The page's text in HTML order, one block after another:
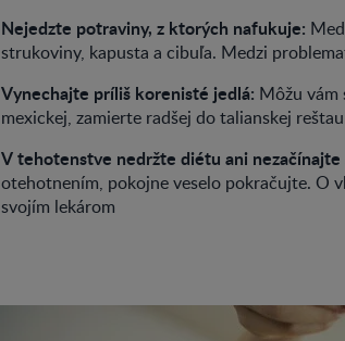
Nejedzte potraviny, z ktorých nafukuje:
strukoviny, kapusta a cibuľa. Medzi
Vynechajte príliš korenisté jedlá: Môžu
mexickej, zamierte radšej do talianskej
V tehotenstve nedržte diétu ani
otehotnením, pokojne veselo pokračujte. O
svojím lekárom